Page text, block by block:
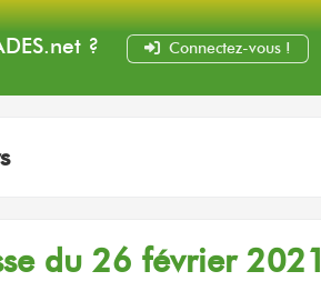
.net? Connectez-vous !
du 26 février 2021